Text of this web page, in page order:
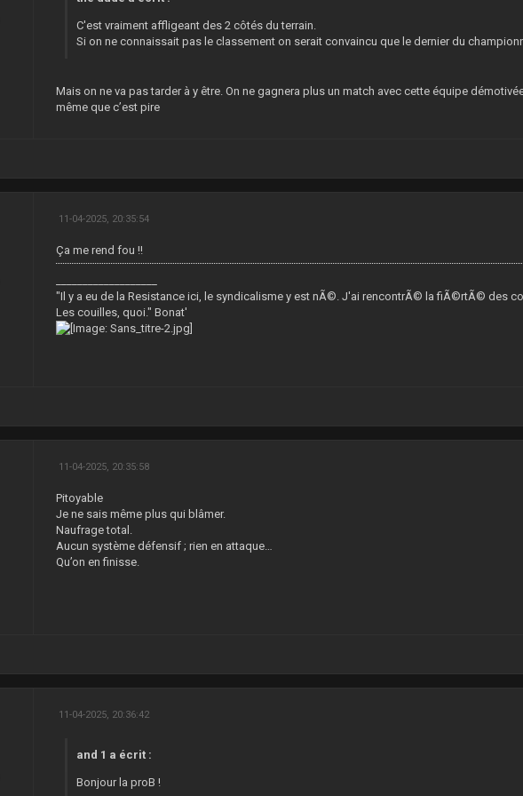
C'est vraiment affligeant des 2 côtés du terrain.
Si on ne connaissait pas le classement on serait convaincu que le dernier du
Mais on ne va pas tarder à y être. On ne gagnera plus un match avec cette équipe
même que c’est pire
11-04-2025, 20:35:54
Ça me rend fou !!
"Il y a eu de la Resistance ici, le syndicalisme y est nÃ©. J'ai rencontrÃ© la fiÃ©rtÃ© des
Les couilles, quoi." Bonat'
11-04-2025, 20:35:58
Pitoyable
Je ne sais même plus qui blâmer.
Naufrage total.
Aucun système défensif ; rien en attaque…
Qu’on en finisse.
11-04-2025, 20:36:42
and 1 a écrit :
Bonjour la proB !